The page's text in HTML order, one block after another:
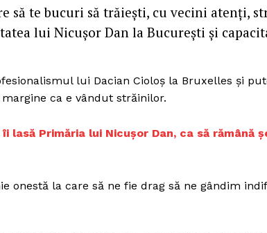
să te bucuri să trăiești, cu vecini atenți,
lui Nicușor Dan la București și
lui Dacian Cioloș la Bruxelles și
ca e vândut străinilor.
Primăria lui Nicușor Dan, ca să rămână
onestă la care să ne fie drag să ne gândim